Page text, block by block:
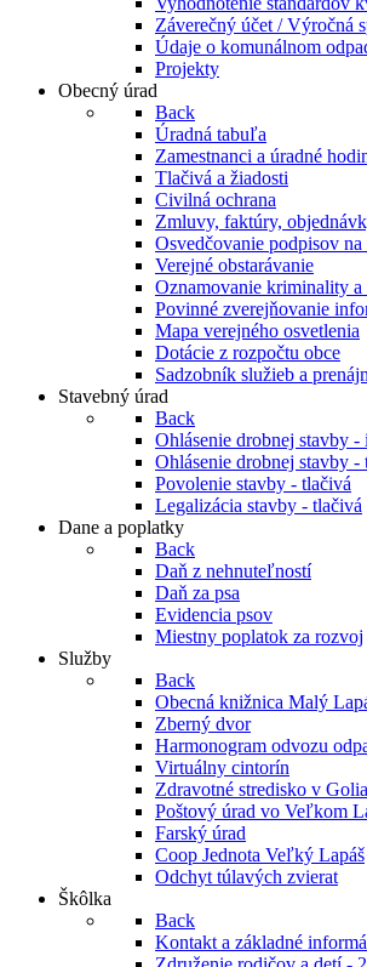
Záverečný účet / Výročná
Údaje o komunálnom
Projekty
Obecný úrad
Back
Úradná tabuľa
Zamestnanci a úradné
Tlačivá a žiadosti
Civilná ochrana
Zmluvy, faktúry,
Osvedčovanie podpisov
Verejné obstarávanie
Oznamovanie kriminality
Povinné zverejňovanie
Mapa verejného osvetlenia
Dotácie z rozpočtu obce
Sadzobník služieb a
Stavebný úrad
Back
Ohlásenie drobnej stavby -
Ohlásenie drobnej stavby -
Povolenie stavby - tlačivá
Legalizácia stavby - tlačivá
Dane a poplatky
Back
Daň z nehnuteľností
Daň za psa
Evidencia psov
Miestny poplatok za rozvoj
Služby
Back
Obecná knižnica Malý
Zberný dvor
Harmonogram odvozu
Virtuálny cintorín
Zdravotné stredisko v
Poštový úrad vo Veľkom
Farský úrad
Coop Jednota Veľký Lapáš
Odchyt túlavých zvierat
Škôlka
Back
Kontakt a základné